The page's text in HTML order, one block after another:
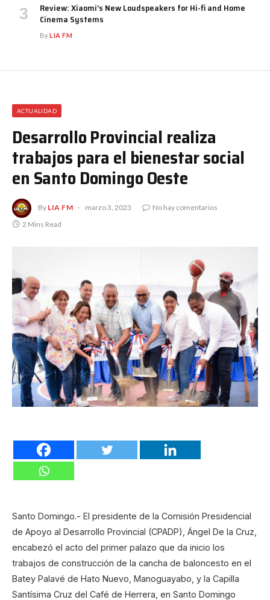
Review: Xiaomi’s New Loudspeakers for Hi-fi and Home
Cinema Systems
ByLIA FM
ACTUALIDAD
Desarrollo Provincial realiza
trabajos para el bienestar social
en Santo Domingo Oeste
By LIA FM marzo 3, 2023
No hay comentarios
2 Mins Read
Santo Domingo.- El presidente de la Comisión Presidencial
de Apoyo al Desarrollo Provincial (CPADP), Ángel De la Cruz,
encabezó el acto del primer palazo que da inicio los
trabajos de construcción de la cancha de baloncesto en el
Batey Palavé de Hato Nuevo, Manoguayabo, y la Capilla
Santísima Cruz del Café de Herrera, en Santo Domingo